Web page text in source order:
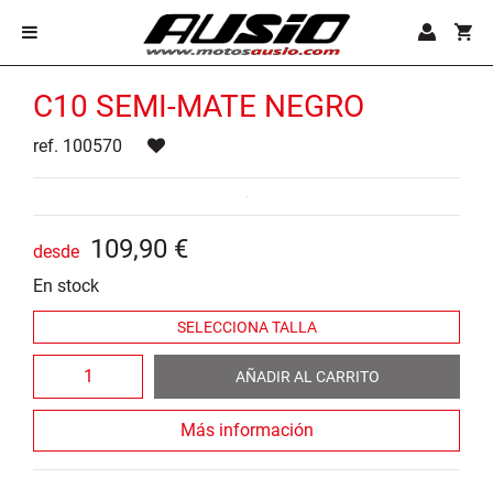
C10 SEMI-MATE NEGRO
ref. 100570
desde 109,90 €
En stock
AÑADIR AL CARRITO
Más información